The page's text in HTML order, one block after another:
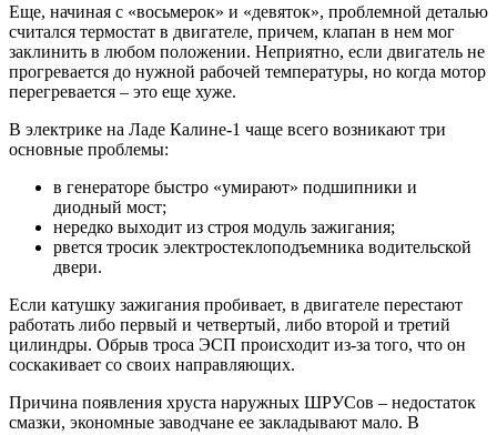
Еще, начиная с «восьмерок» и «девяток», проблемной деталью
считался термостат в двигателе, причем, клапан в нем мог
заклинить в любом положении. Неприятно, если двигатель не
прогревается до нужной рабочей температуры, но когда мотор
перегревается – это еще хуже.
В электрике на Ладе Калине-1 чаще всего возникают три
основные проблемы:
в генераторе быстро «умирают» подшипники и
диодный мост;
нередко выходит из строя модуль зажигания;
рвется тросик электростеклоподъемника водительской
двери.
Если катушку зажигания пробивает, в двигателе перестают
работать либо первый и четвертый, либо второй и третий
цилиндры. Обрыв троса ЭСП происходит из-за того, что он
соскакивает со своих направляющих.
Причина появления хруста наружных ШРУСов – недостаток
смазки, экономные заводчане ее закладывают мало. В